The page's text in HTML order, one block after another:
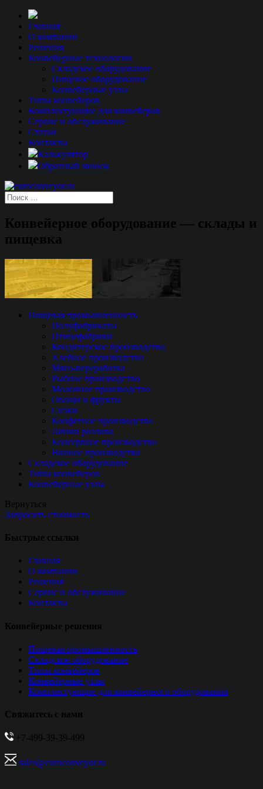
Главная
О компании
Решения
Конвейерные технологии
Складское оборудование
Пищевое оборудование
Конвейерные узлы
Типы конвейеров
Комплектующие для конвейеров
Сервис и обслуживание
Статьи
Контакты
Калькулятор
Обратный звонок
Конвейерное оборудование — склады и
пищевка
Пищевая промышленность
Полуфабрикаты
Птицефабрики
Кондитерское производство
Хлебное производство
Мясо-переработка
Рыбное производство
Молочное производство
Овощи и фрукты
Снэки
Конфетное производство
Линии розлива
Консервное производство
Винное производство
Складское оборудование
Типы конвейеров
Конвейерные узлы
Вернуться
Запросить стоимость
Быстрые ссылки
Главная
О компании
Решения
Сервис и обслуживание
Контакты
Конвейерные решения
Пищевая промышленность
Складское оборудование
Типы конвейеров
Конвейерные узлы
Комплектующие для конвейерного оборудования
Свяжитесь с нами
+7-499-39-39-499
sales@euroconveyor.ru